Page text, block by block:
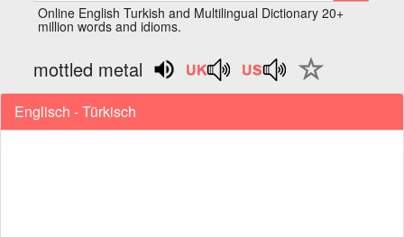
Online English Turkish and Multilingual Dictionary 20+
million words and idioms.
mottled metal
Englisch - Türkisch